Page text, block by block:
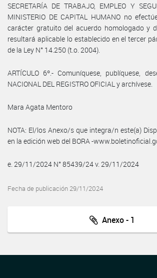
SECRETARÍA DE TRABAJO, EMPLEO Y
MINISTERIO DE CAPITAL HUMANO no
carácter gratuito del acuerdo homologado y
resultará aplicable lo establecido en el tercer
de la Ley N° 14.250 (t.o. 2004).
ARTÍCULO 6º.- Comuníquese, publíquese,
NACIONAL DEL REGISTRO OFICIAL y archívese.
Mara Agata Mentoro
NOTA: El/los Anexo/s que integra/n este(a)
en la edición web del BORA -
e. 29/11/2024 N° 85439/24 v. 29/11/2024
Fecha de publicación 29/11/2024
Anexo - 1